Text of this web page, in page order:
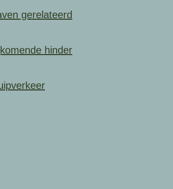
gerelateerd
hinder